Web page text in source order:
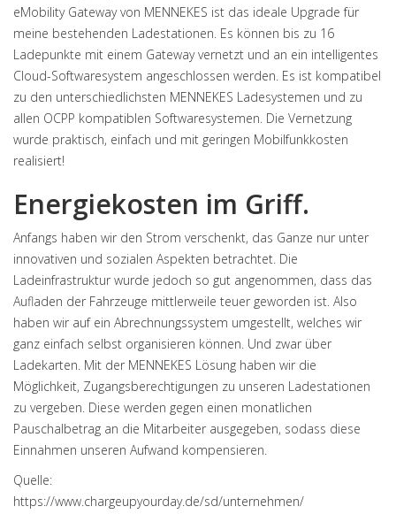
eMobility Gateway von MENNEKES ist das ideale Upgrade für
meine bestehenden Ladestationen. Es können bis zu 16
Ladepunkte mit einem Gateway vernetzt und an ein intelligentes
Cloud-Softwaresystem angeschlossen werden. Es ist kompatibel
zu den unterschiedlichsten MENNEKES Ladesystemen und zu
allen OCPP kompatiblen Softwaresystemen. Die Vernetzung
wurde praktisch, einfach und mit geringen Mobilfunkkosten
realisiert!
Energiekosten im Griff.
Anfangs haben wir den Strom verschenkt, das Ganze nur unter
innovativen und sozialen Aspekten betrachtet. Die
Ladeinfrastruktur wurde jedoch so gut angenommen, dass das
Aufladen der Fahrzeuge mittlerweile teuer geworden ist. Also
haben wir auf ein Abrechnungssystem umgestellt, welches wir
ganz einfach selbst organisieren können. Und zwar über
Ladekarten. Mit der MENNEKES Lösung haben wir die
Möglichkeit, Zugangsberechtigungen zu unseren Ladestationen
zu vergeben. Diese werden gegen einen monatlichen
Pauschalbetrag an die Mitarbeiter ausgegeben, sodass diese
Einnahmen unseren Aufwand kompensieren.
Quelle:
https://www.chargeupyourday.de/sd/unternehmen/